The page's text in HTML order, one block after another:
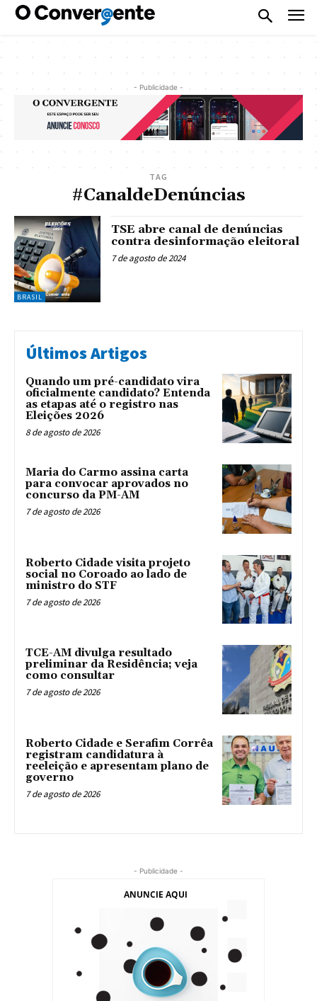
- Publicidade -
TAG
#CanaldeDenúncias
BRASIL
TSE abre canal de denúncias
contra desinformação eleitoral
7 de agosto de 2024
Últimos Artigos
Quando um pré-candidato vira
oficialmente candidato? Entenda
as etapas até o registro nas
Eleições 2026
8 de agosto de 2026
Maria do Carmo assina carta
para convocar aprovados no
concurso da PM-AM
7 de agosto de 2026
Roberto Cidade visita projeto
social no Coroado ao lado de
ministro do STF
7 de agosto de 2026
TCE-AM divulga resultado
preliminar da Residência; veja
como consultar
7 de agosto de 2026
Roberto Cidade e Serafim Corrêa
registram candidatura à
reeleição e apresentam plano de
governo
7 de agosto de 2026
- Publicidade -